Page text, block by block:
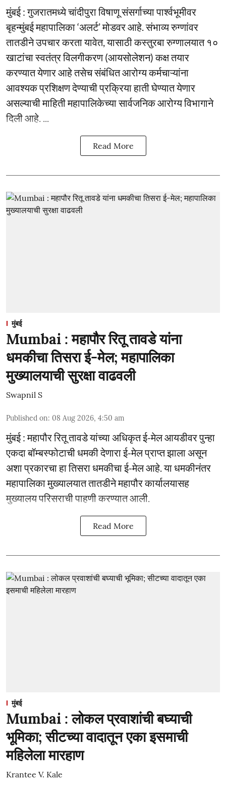
मुंबई : गुजरातमध्ये चांदीपुरा विषाणू संसर्गाच्या पार्श्वभूमीवर
बृहन्मुंबई महापालिका ‘अलर्ट’ मोडवर आहे. संभाव्य रुग्णांवर
तातडीने उपचार करता यावेत, यासाठी कस्तुरबा रुग्णालयात १०
खाटांचा स्वतंत्र विलगीकरण (आयसोलेशन) कक्ष तयार
करण्यात येणार आहे तसेच संबंधित आरोग्य कर्मचाऱ्यांना
आवश्यक प्रशिक्षण देण्याची प्रक्रिया हाती घेण्यात येणार
असल्याची माहिती महापालिकेच्या सार्वजनिक आरोग्य विभागाने
दिली आहे. ...
Read More
मुंबई
Mumbai : महापौर रितू तावडे यांना
धमकीचा तिसरा ई-मेल; महापालिका
मुख्यालयाची सुरक्षा वाढवली
Swapnil S
Published on: 08 Aug 2026, 4:50 am
मुंबई : महापौर रितू तावडे यांच्या अधिकृत ई-मेल आयडीवर पुन्हा
एकदा बॉम्बस्फोटाची धमकी देणारा ई-मेल प्राप्त झाला असून
अशा प्रकारचा हा तिसरा धमकीचा ई-मेल आहे. या धमकीनंतर
महापालिका मुख्यालयात तातडीने महापौर कार्यालयासह
मुख्यालय परिसराची पाहणी करण्यात आली.
Read More
मुंबई
Mumbai : लोकल प्रवाशांची बघ्याची
भूमिका; सीटच्या वादातून एका इसमाची
महिलेला मारहाण
Krantee V. Kale